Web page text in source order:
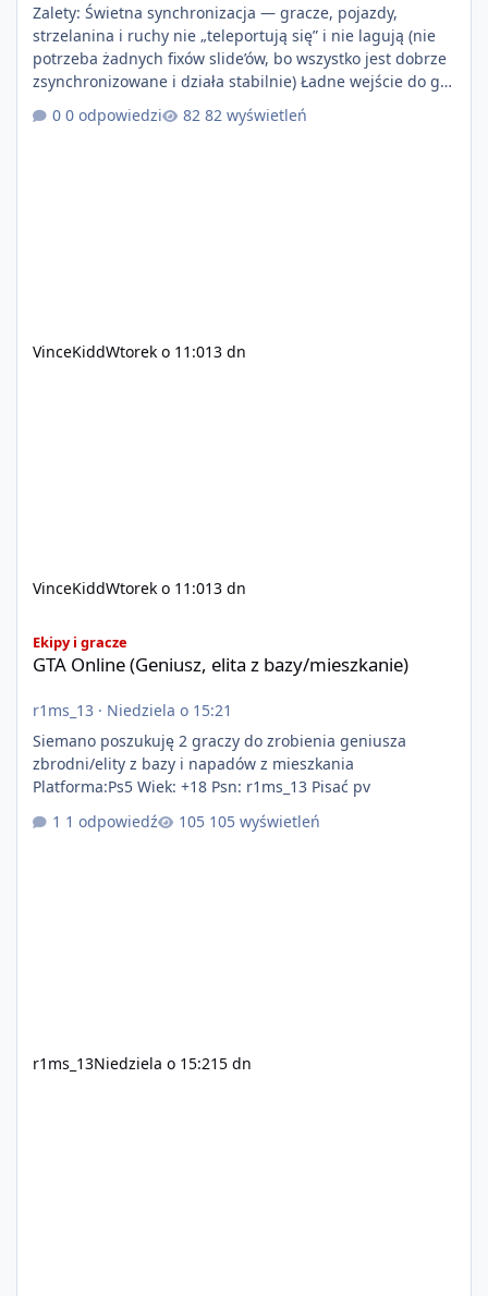
Zalety: Świetna synchronizacja — gracze, pojazdy,
strzelanina i ruchy nie „teleportują się” i nie lagują (nie
potrzeba żadnych fixów slide’ów, bo wszystko jest dobrze
zsynchronizowane i działa stabilnie) Ładne wejście do gry
+ solidny antycheat na poziomie multiplayera Wygodne
pisanie własnych modów i skryptów (wsparcie C# / JS /
0 odpowiedzi 82 wyświetleń
VinceKiddWtorek o 11:013 dn
VinceKiddWtorek o 11:013 dn
Ekipy i gracze
GTA Online (Geniusz, elita z bazy/mieszkanie)
r1ms_13 · Niedziela o 15:21
Siemano poszukuję 2 graczy do zrobienia geniusza
zbrodni/elity z bazy i napadów z mieszkania
Platforma:Ps5 Wiek: +18 Psn: r1ms_13 Pisać pv
1 odpowiedź
105 wyświetleń
r1ms_13Niedziela o 15:215 dn